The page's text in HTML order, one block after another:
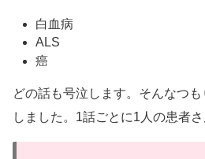
白血病
ALS
癌
どの話も号泣します。そんなつ
しました。1話ごとに1人の患者さ